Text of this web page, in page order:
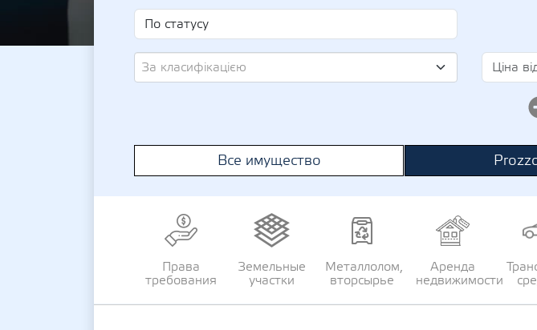
За класифікацією
Все имущество
Права
требования
Земельные
участки
Металлолом,
вторсырье
Аренда
недвижимости